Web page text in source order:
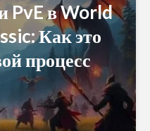
PvE в World
Как это
процесс